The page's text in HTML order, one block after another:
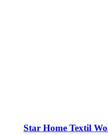
Star Home Textil